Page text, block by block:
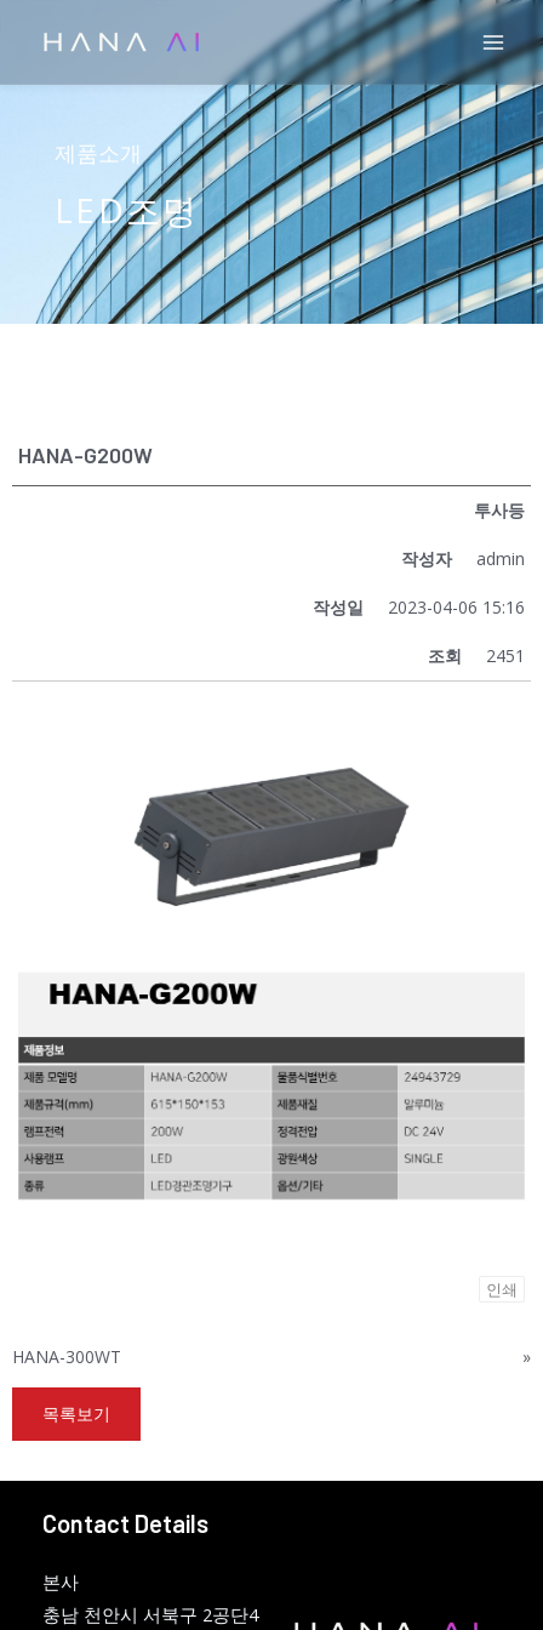
츠
제품소개
LED조명
HANA-G200W
투사등
작성자 admin
작성일 2023-04-06 15:16
조회 2451
인쇄
HANA-300WT »
목록보기
Contact Details
본사
충남 천안시 서북구 2공단4